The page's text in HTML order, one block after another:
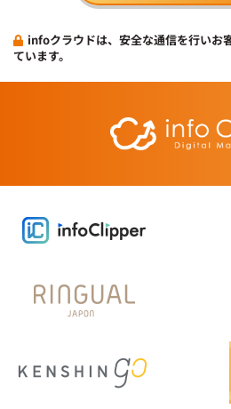
infoクラウドは、安全な通信を行いお
ています。